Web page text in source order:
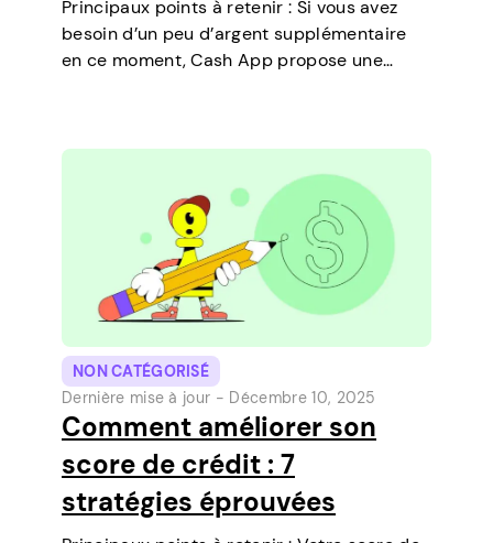
Principaux points à retenir : Si vous avez
besoin d’un peu d’argent supplémentaire
en ce moment, Cash App propose une
NON CATÉGORISÉ
Dernière mise à jour - Décembre 10, 2025
Comment améliorer son
score de crédit : 7
stratégies éprouvées